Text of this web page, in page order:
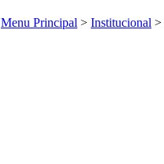
Menu Principal > Institucional >